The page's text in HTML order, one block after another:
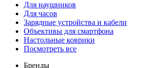
Для наушников
Для часов
Зарядные устройства и кабели
Объективы для смартфона
Настольные коврики
Посмотреть все
Бренды